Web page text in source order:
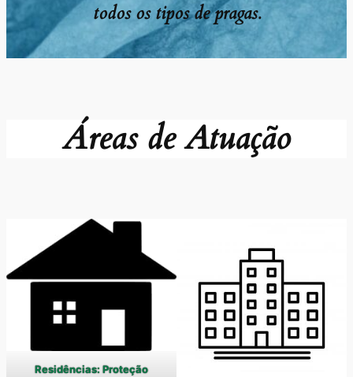
todos os tipos de pragas.
Áreas de Atuação
Residências: Proteção